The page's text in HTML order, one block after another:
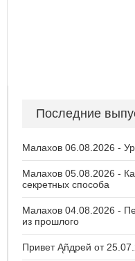
Последние
Малахов 06.08.2026 -
Малахов 05.08.2026 -
секретных способа
Малахов 04.08.2026 -
из прошлого
Привет Ąñдpей от